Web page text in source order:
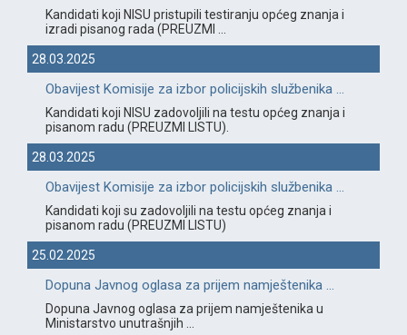
Kandidati koji NISU pristupili testiranju općeg znanja i
izradi pisanog rada (PREUZMI ...
28.03.2025
Obavijest Komisije za izbor policijskih službenika ...
Kandidati koji NISU zadovoljili na testu općeg znanja i
pisanom radu (PREUZMI LISTU).
28.03.2025
Obavijest Komisije za izbor policijskih službenika ...
Kandidati koji su zadovoljili na testu općeg znanja i
pisanom radu (PREUZMI LISTU)
25.02.2025
Dopuna Javnog oglasa za prijem namještenika ...
Dopuna Javnog oglasa za prijem namještenika u
Ministarstvo unutrašnjih ...